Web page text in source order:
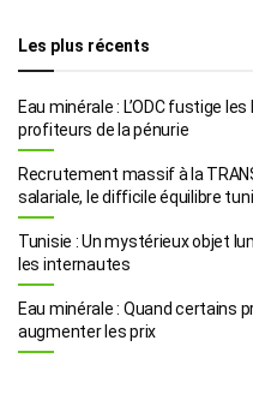
Les plus récents
Eau minérale : L’ODC fustige
profiteurs de la pénurie
Recrutement massif à la
salariale, le difficile équilibre
Tunisie : Un mystérieux objet
les internautes
Eau minérale : Quand certains
augmenter les prix